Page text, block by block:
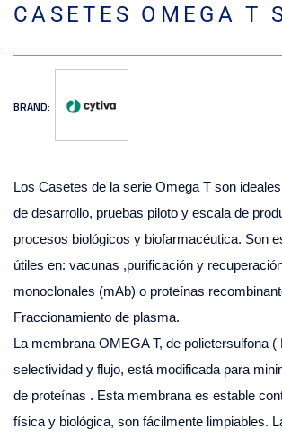
CASETES OMEGA T
BRAND:
Los Casetes de la serie Omega T son
de desarrollo, pruebas piloto y escala de
procesos biológicos y biofarmacéutica. Son
útiles en: vacunas ,purificación y
monoclonales (mAb) o proteínas
Fraccionamiento de plasma.
La membrana OMEGA T, de polietersulfona
selectividad y flujo, está modificada para
de proteínas . Esta membrana es estable
física y biológica, son fácilmente limpiables.